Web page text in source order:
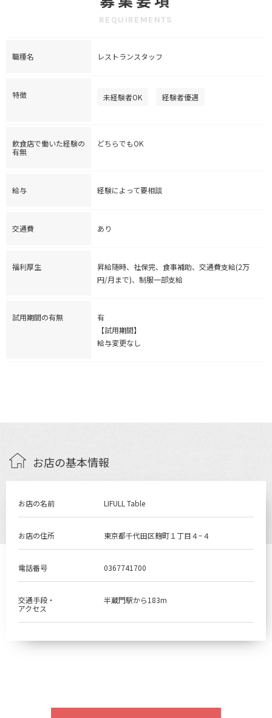
REQUIREMENTS
職種名 レストランスタッフ
特徴 未経験者OK 経験者優遇
飲食店で働いた経験の
有無
どちらでもOK
給与 経験によって要相談
交通費 あり
福利厚生
昇給随時、社保完、食事補助、交通費支給(2万
円/月まで)、制服一部支給
試用期間の有無
有
【試用期間】
給与変更なし
お店の基本情報
お店の名前 LIFULL Table
お店の住所 東京都千代田区麹町１丁目４−４
電話番号 0367741700
交通手段・
アクセス
半蔵門駅から183m